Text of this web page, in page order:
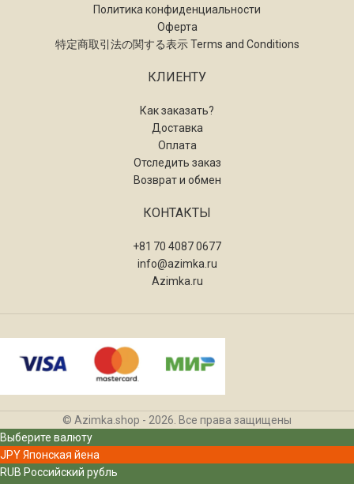
Политика конфиденциальности
Оферта
特定商取引法の関する表示 Terms and Conditions
КЛИЕНТУ
Как заказать?
Доставка
Оплата
Отследить заказ
Возврат и обмен
КОНТАКТЫ
+81 70 4087 0677
info@azimka.ru
Azimka.ru
© Azimka.shop - 2026. Все права защищены
Выберите валюту
JPYЯпонская йена
RUB Российский рубль